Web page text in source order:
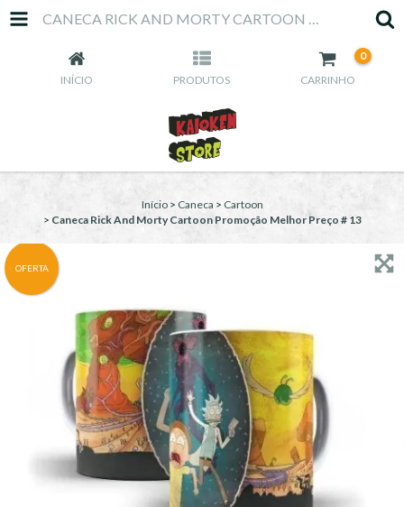
CANECA RICK AND MORTY CARTOON PROMOÇÃO MELHOR PREÇO # 13
INÍCIO PRODUTOS CARRINHO
0
Início > Caneca > Cartoon
> Caneca Rick And Morty Cartoon Promoção Melhor Preço # 13
OFERTA